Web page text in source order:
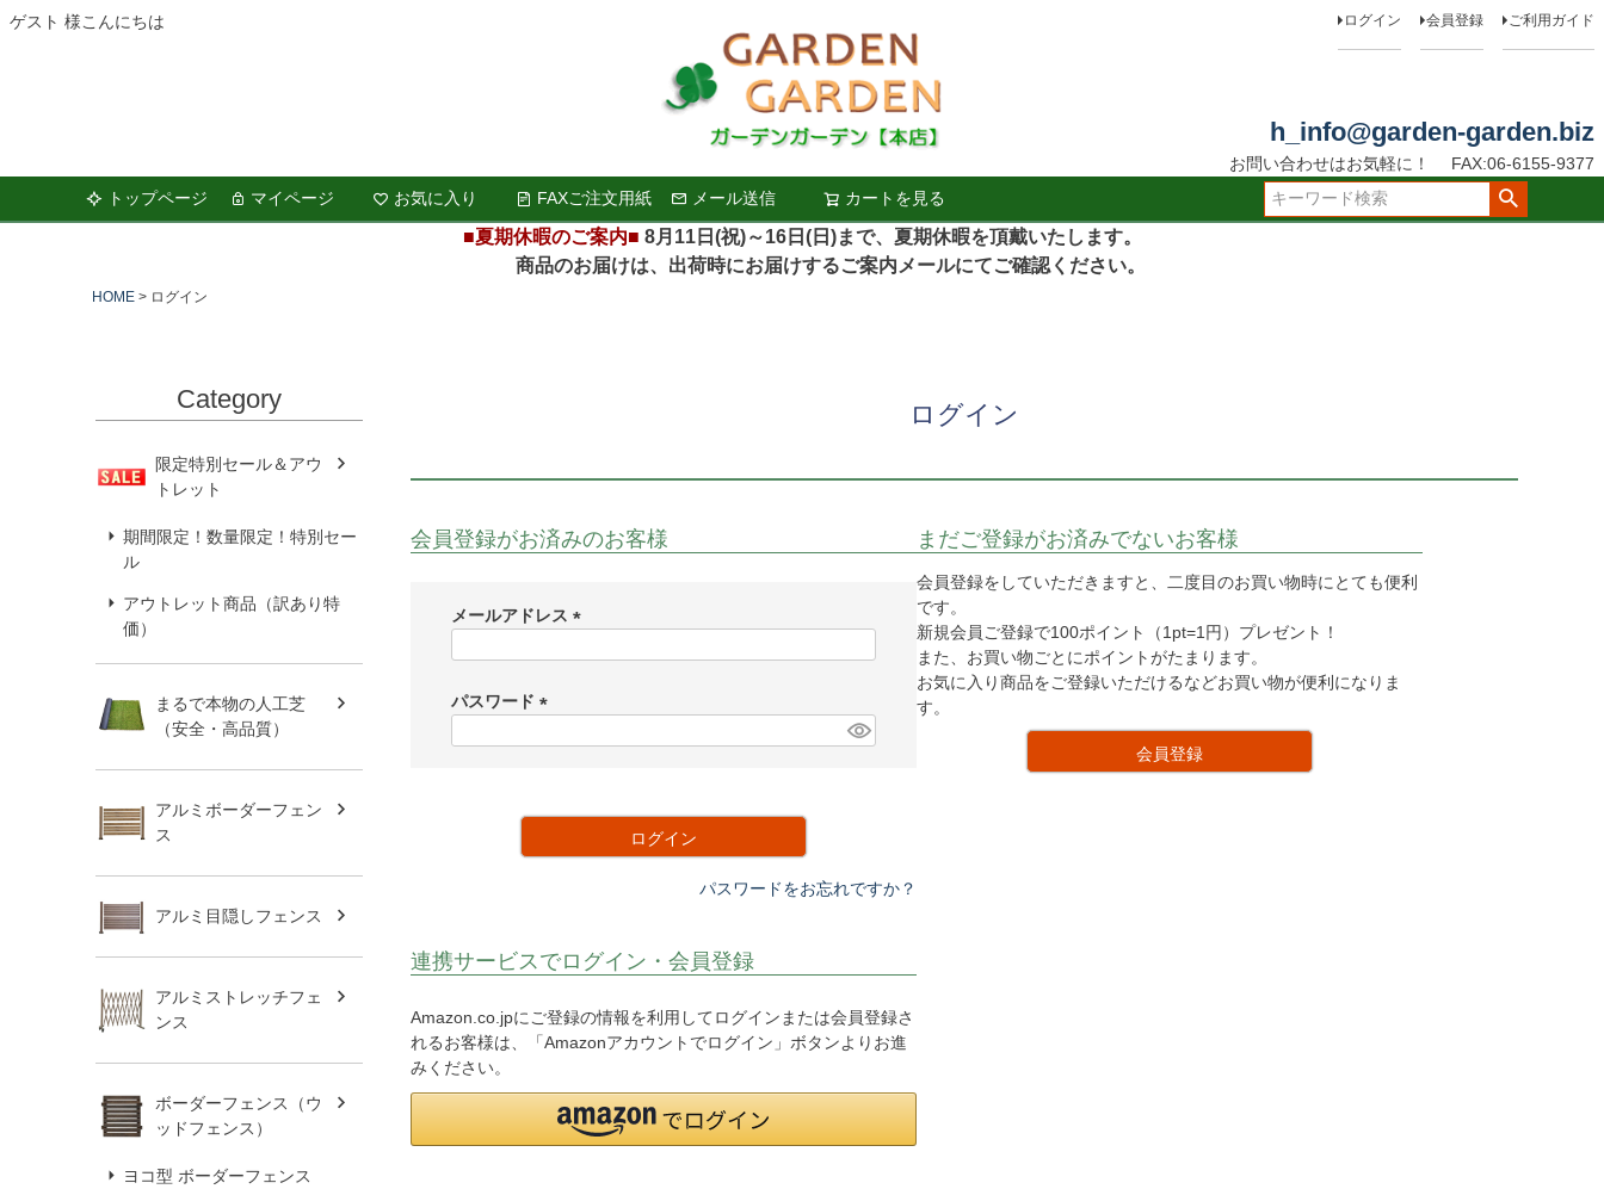
ゲスト 様こんにちは ログイン 会員登録 ご利用ガイド
h_info@garden-garden.biz
お問い合わせはお気軽に！
FAX:06-6155-9377
トップページ
マイページ お気に入り FAXご注文用紙 メール送信 カートを見る
検索
■夏期休暇のご案内■ 8月11日(祝)～16日(日)まで、夏期休暇を頂戴いたします。
商品のお届けは、出荷時にお届けするご案内メールにてご確認ください。
HOME ログイン
Category
限定特別セール＆アウ
トレット
期間限定！数量限定！特別セー
ル
アウトレット商品（訳あり特
価）
まるで本物の人工芝
（安全・高品質）
アルミボーダーフェン
ス
アルミ目隠しフェンス
アルミストレッチフェ
ンス
ボーダーフェンス（ウ
ッドフェンス）
ヨコ型 ボーダーフェンス
ログイン
会員登録がお済みのお客様
メールアドレス
)
パスワード
ログイン
パスワードをお忘れですか？
連携サービスでログイン・会員登録
Amazon.co.jpにご登録の情報を利用してログインまたは会員登録さ
れるお客様は、「Amazonアカウントでログイン」ボタンよりお進
みください。
まだご登録がお済みでないお客様
会員登録をしていただきますと、二度目のお買い物時にとても便利
です。
新規会員ご登録で100ポイント（1pt=1円）プレゼント！
また、お買い物ごとにポイントがたまります。
お気に入り商品をご登録いただけるなどお買い物が便利になりま
す。
会員登録